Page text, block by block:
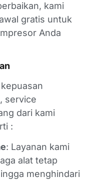
kami
gratis untuk
Anda
service
dari kami
:
: Layanan kami
alat tetap
menghindari